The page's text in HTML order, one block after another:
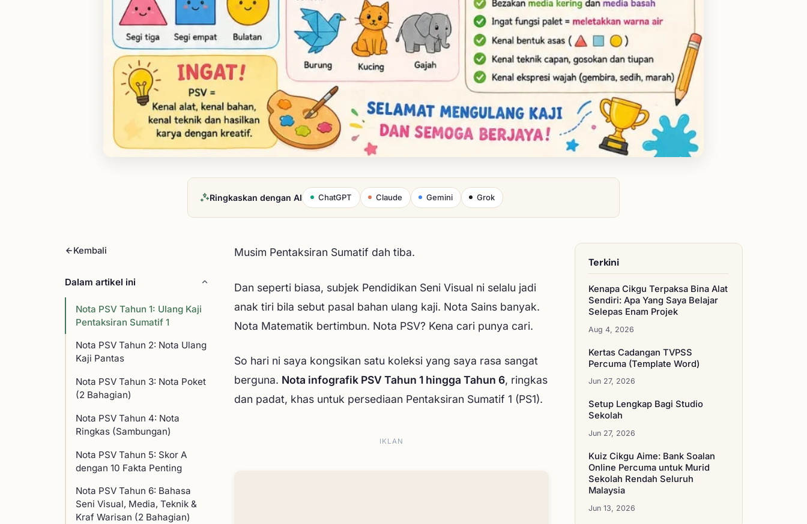
Ringkaskan dengan AI ChatGPT Claude Gemini Grok
Kembali
Dalam artikel ini
Nota PSV Tahun 1: Ulang Kaji
Pentaksiran Sumatif 1
Nota PSV Tahun 2: Nota Ulang
Kaji Pantas
Nota PSV Tahun 3: Nota Poket
(2 Bahagian)
Nota PSV Tahun 4: Nota
Ringkas (Sambungan)
Nota PSV Tahun 5: Skor A
dengan 10 Fakta Penting
Nota PSV Tahun 6: Bahasa
Seni Visual, Media, Teknik &
Kraf Warisan (2 Bahagian)
Musim Pentaksiran Sumatif dah tiba.
Dan seperti biasa, subjek Pendidikan Seni Visual ni selalu jadi
anak tiri bila sebut pasal bahan ulang kaji. Nota Sains banyak.
Nota Matematik bertimbun. Nota PSV? Kena cari punya cari.
So hari ni saya kongsikan satu koleksi yang saya rasa sangat
berguna. Nota infografik PSV Tahun 1 hingga Tahun 6, ringkas
dan padat, khas untuk persediaan Pentaksiran Sumatif 1 (PS1).
IKLAN
Terkini
Kenapa Cikgu Terpaksa Bina Alat
Sendiri: Apa Yang Saya Belajar
Selepas Enam Projek
Aug 4, 2026
Kertas Cadangan TVPSS
Percuma (Template Word)
Jun 27, 2026
Setup Lengkap Bagi Studio
Sekolah
Jun 27, 2026
Kuiz Cikgu Aime: Bank Soalan
Online Percuma untuk Murid
Sekolah Rendah Seluruh
Malaysia
Jun 13, 2026